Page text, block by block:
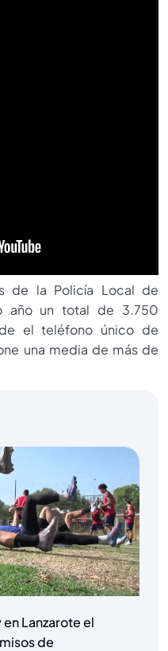
de la Policía Local de
año un total de 3.750
el teléfono único de
una media de más de
Lanzarote el
de